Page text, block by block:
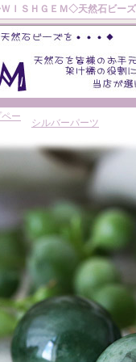
ＷＩＳＨＧＥＭ ◇天然石ビーズ
ー
シルバーパーツ